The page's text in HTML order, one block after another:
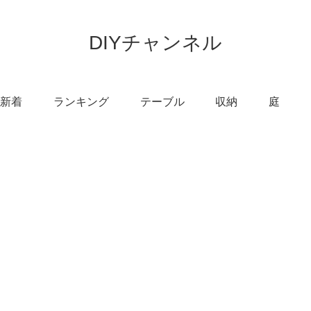
DIYチャンネル
新着 ランキング テーブル 収納 庭